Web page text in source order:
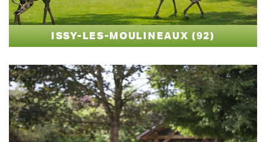
ISSY-LES-MOULINEAUX (92)